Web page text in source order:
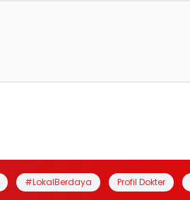
#LokalBerdaya Profil Dokter